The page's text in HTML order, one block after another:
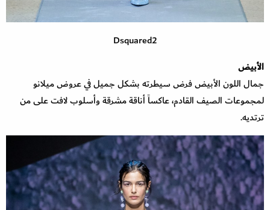
Dsquared2
الأبيض
جمال اللون الأبيض فرض سيطرته بشكل جميل في عروض ميلانو
لمجموعات الصيف القادم، عاكساً أناقة مشرقة وأسلوب لافت على من
ترتديه.